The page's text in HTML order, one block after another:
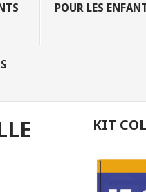
POUR LES
KIT